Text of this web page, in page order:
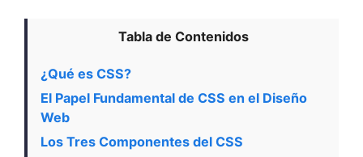
Tabla de Contenidos
¿Qué es CSS?
El Papel Fundamental de CSS en el Diseño
Web
Los Tres Componentes del CSS